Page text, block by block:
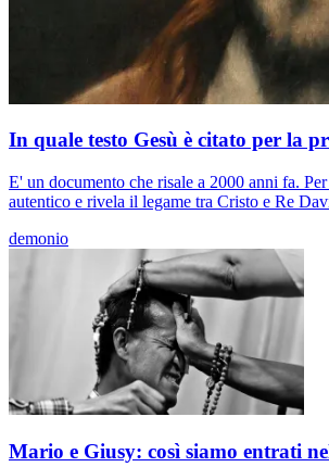
In quale testo Gesù è citato per la
E' un documento che risale a 2000 anni fa.
autentico e rivela il legame tra Cristo e Re
demonio
Mario e Giusy: così siamo entrati